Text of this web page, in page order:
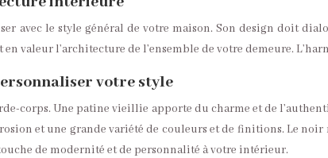
avec le style général de votre maison. Son design doit
valeur l’architecture de l’ensemble de votre demeure.
votre style
corps. Une patine vieillie apporte du charme et de
et une grande variété de couleurs et de finitions. Le
de modernité et de personnalité à votre intérieur.